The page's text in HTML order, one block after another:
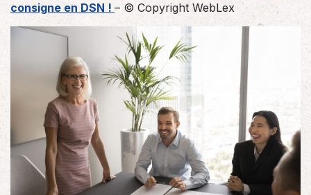
consigne en DSN ! – © Copyright WebLex